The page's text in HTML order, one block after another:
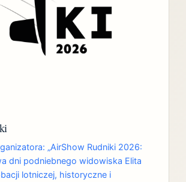
„AirShow Rudniki 2026:
dni podniebnego widowiska Elita
lotniczej, historyczne i